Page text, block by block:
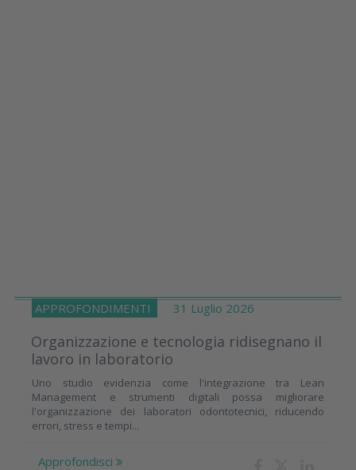
APPROFONDIMENTI 31 Luglio 2026
Organizzazione e tecnologia ridisegnano il
lavoro in laboratorio
Uno studio evidenzia come l'integrazione tra Lean
Management e strumenti digitali possa migliorare
l'organizzazione dei laboratori odontotecnici, riducendo
errori, stress e tempi...
Approfondisci